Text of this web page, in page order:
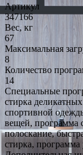
Артикул
347166
Вес, кг
67
Максимальная
8
Количество
14
Специальные
стирка
спортивной
вещей, программа
полоскание,
стирка, программа